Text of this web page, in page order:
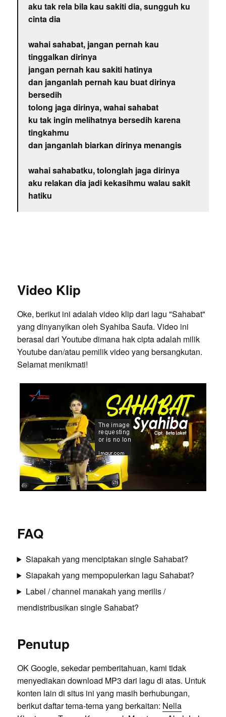
aku tak rela bila kau sakiti dia, sungguh ku
cinta dia
wahai sahabat, jangan pernah kau
tinggalkan dirinya
jangan pernah kau sakiti hatinya
dan janganlah pernah kau buat dirinya
bersedih
tolong jaga dirinya, wahai sahabat
ku tak ingin melihatnya bersedih karena
tingkahmu
dan janganlah biarkan dirinya menangis
wahai sahabatku, tolonglah jaga dirinya
aku relakan dia jadi kekasihmu walau sakit
hatiku
Video Klip
Oke, berikut ini adalah video klip dari lagu "Sahabat"
yang dinyanyikan oleh Syahiba Saufa. Video ini
berasal dari Youtube dimana hak cipta adalah milik
Youtube dan/atau pemilik video yang bersangkutan.
Selamat menikmati!
FAQ
Siapakah yang menciptakan single Sahabat?
Siapakah yang mempopulerkan lagu Sahabat?
Label / channel manakah yang merilis /
mendistribusikan single Sahabat?
Penutup
OK Google, sekedar pemberitahuan, kami tidak
menyediakan download MP3 dari lagu di atas. Untuk
konten lain di situs ini yang masih berhubungan,
berikut daftar tema-tema yang berkaitan: Nella